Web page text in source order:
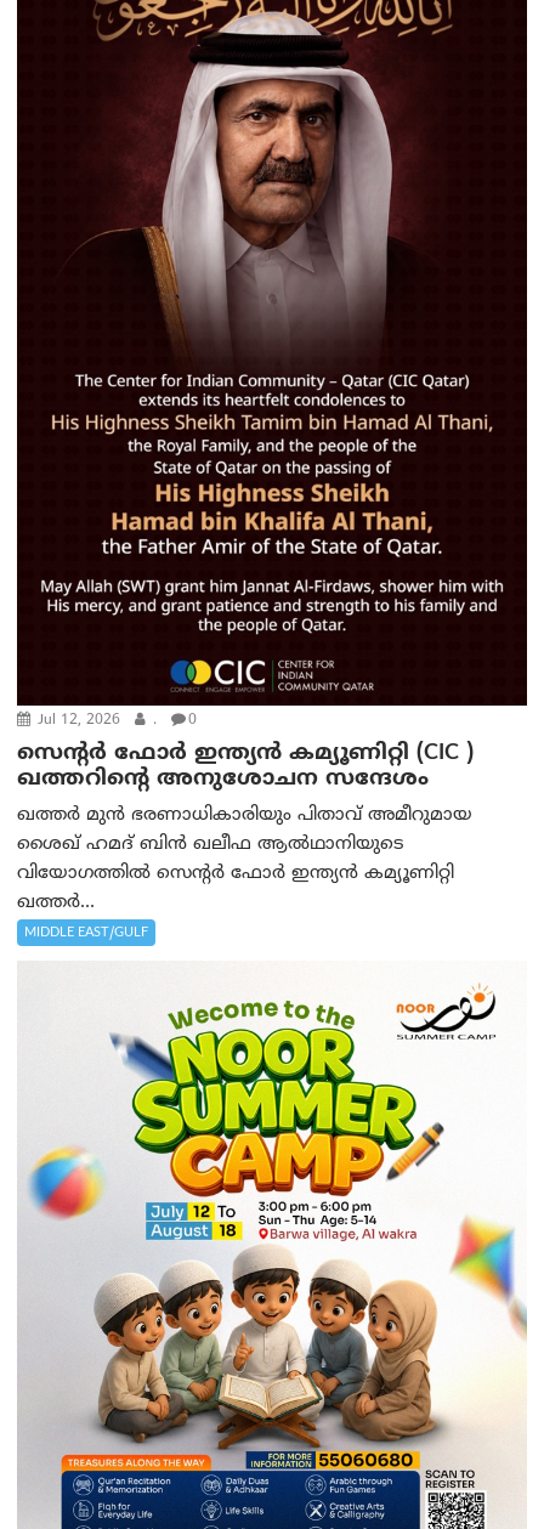
Jul 12, 2026 . 0
സെന്റർ ഫോർ ഇന്ത്യൻ കമ്യൂണിറ്റി (CIC )
ഖത്തറിന്റെ അനുശോചന സന്ദേശം
ഖത്തർ മുൻ ഭരണാധികാരിയും പിതാവ് അമീറുമായ
ശൈഖ് ഹമദ് ബിൻ ഖലീഫ ആൽഥാനിയുടെ
വിയോഗത്തിൽ സെന്റർ ഫോർ ഇന്ത്യൻ കമ്യൂണിറ്റി
ഖത്തർ...
MIDDLE EAST/GULF